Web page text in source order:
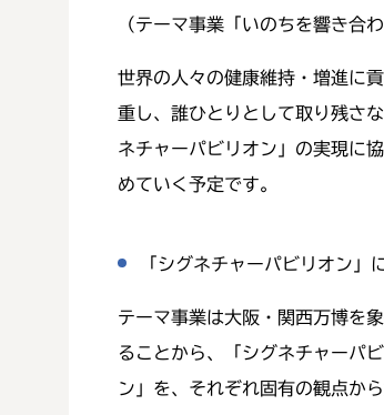
（テーマ事業「いのちを響き合
世界の人々の健康維持・増進に
重し、誰ひとりとして取り残さ
ネチャーパビリオン」の実現に
めていく予定です。
「シグネチャーパビリオン」
テーマ事業は大阪・関西万博を
ることから、「シグネチャーパ
ン」を、それぞれ固有の観点か